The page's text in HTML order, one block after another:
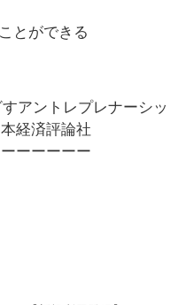
とができる
アントレプレナーシッ
経済評論社
ーーーーー